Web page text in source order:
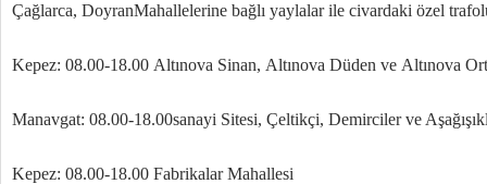
Çağlarca, DoyranMahallelerine bağlı yaylalar ile civardaki özel
Kepez: 08.00-18.00 Altınova Sinan, Altınova Düden ve Altınova
Manavgat: 08.00-18.00sanayi Sitesi, Çeltikçi, Demirciler ve
Kepez: 08.00-18.00 Fabrikalar Mahallesi